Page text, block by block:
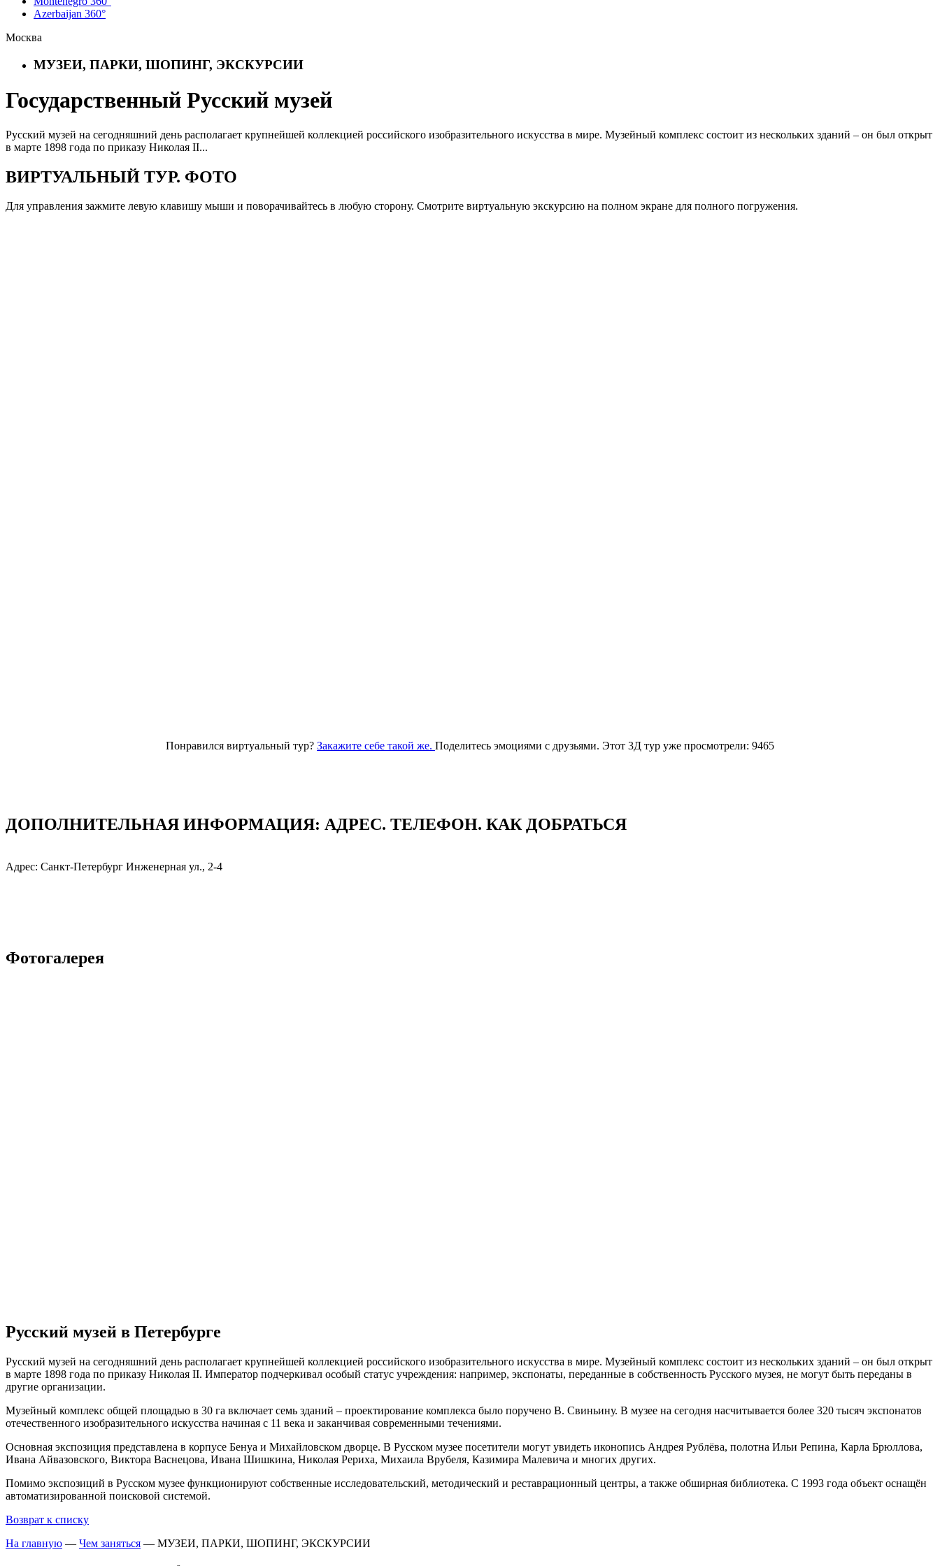
Azerbaijan 360°
Москва
МУЗЕИ, ПАРКИ, ШОПИНГ, ЭКСКУРСИИ
Государственный Русский музей
Русский музей на сегодняшний день располагает крупнейшей коллекцией российского изобразительного искусства в мире. Музейный комплекс состоит из нескольких зданий – он был открыт
в марте 1898 года по приказу Николая II...
ВИРТУАЛЬНЫЙ ТУР. ФОТО
Для управления зажмите левую клавишу мыши и поворачивайтесь в любую сторону. Смотрите виртуальную экскурсию на полном экране для полного погружения.
Понравился виртуальный тур? Закажите себе такой же. Поделитесь эмоциями с друзьями. Этот 3Д тур уже просмотрели: 9465
ДОПОЛНИТЕЛЬНАЯ ИНФОРМАЦИЯ: АДРЕC. ТЕЛЕФОН. КАК ДОБРАТЬСЯ
Адрес: Санкт-Петербург Инженерная ул., 2-4
Фотогалерея
Русский музей в Петербурге
Русский музей на сегодняшний день располагает крупнейшей коллекцией российского изобразительного искусства в мире. Музейный комплекс состоит из нескольких зданий – он был открыт
в марте 1898 года по приказу Николая II. Император подчеркивал особый статус учреждения: например, экспонаты, переданные в собственность Русского музея, не могут быть переданы в
другие организации.
Музейный комплекс общей площадью в 30 га включает семь зданий – проектирование комплекса было поручено В. Свиньину. В музее на сегодня насчитывается более 320 тысяч экспонатов
отечественного изобразительного искусства начиная с 11 века и заканчивая современными течениями.
Основная экспозиция представлена в корпусе Бенуа и Михайловском дворце. В Русском музее посетители могут увидеть иконопись Андрея Рублёва, полотна Ильи Репина, Карла Брюллова,
Ивана Айвазовского, Виктора Васнецова, Ивана Шишкина, Николая Рериха, Михаила Врубеля, Казимира Малевича и многих других.
Помимо экспозиций в Русском музее функционируют собственные исследовательский, методический и реставрационный центры, а также обширная библиотека. С 1993 года объект оснащён
автоматизированной поисковой системой.
Возврат к списку
На главную — Чем заняться — МУЗЕИ, ПАРКИ, ШОПИНГ, ЭКСКУРСИИ